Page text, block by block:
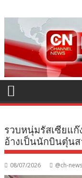
to
content
รวบหนุ่มรัสเซียแ
อ้างเป็นนักบินตุ๋น
08/07/2026 @ch-